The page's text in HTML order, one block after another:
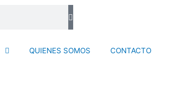
QUIENES SOMOS CONTACTO